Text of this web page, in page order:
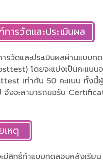
ารวัดและประเมินผล
ละประเมินผลผ่านแบบทด
โดยจะแบ่งเป็นคะแน
เท่ากับ 50 คะแนน ทั้งนี้
จึงจะสามารถขอรับ
เหตุ
ะมีสิทธิ์ทำแบบทดสอบหลังเรีย